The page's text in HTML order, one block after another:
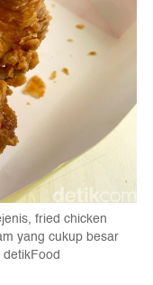
fried chicken
yang cukup besar